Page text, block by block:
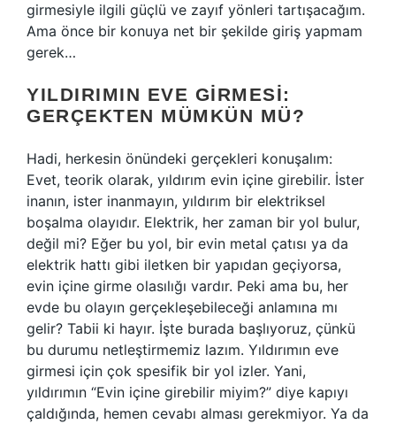
girmesiyle ilgili güçlü ve zayıf yönleri tartışacağım.
Ama önce bir konuya net bir şekilde giriş yapmam
gerek…
YILDIRIMIN EVE GIRMESI:
GERÇEKTEN MÜMKÜN MÜ?
Hadi, herkesin önündeki gerçekleri konuşalım:
Evet, teorik olarak, yıldırım evin içine girebilir. İster
inanın, ister inanmayın, yıldırım bir elektriksel
boşalma olayıdır. Elektrik, her zaman bir yol bulur,
değil mi? Eğer bu yol, bir evin metal çatısı ya da
elektrik hattı gibi iletken bir yapıdan geçiyorsa,
evin içine girme olasılığı vardır. Peki ama bu, her
evde bu olayın gerçekleşebileceği anlamına mı
gelir? Tabii ki hayır. İşte burada başlıyoruz, çünkü
bu durumu netleştirmemiz lazım. Yıldırımın eve
girmesi için çok spesifik bir yol izler. Yani,
yıldırımın “Evin içine girebilir miyim?” diye kapıyı
çaldığında, hemen cevabı alması gerekmiyor. Ya da